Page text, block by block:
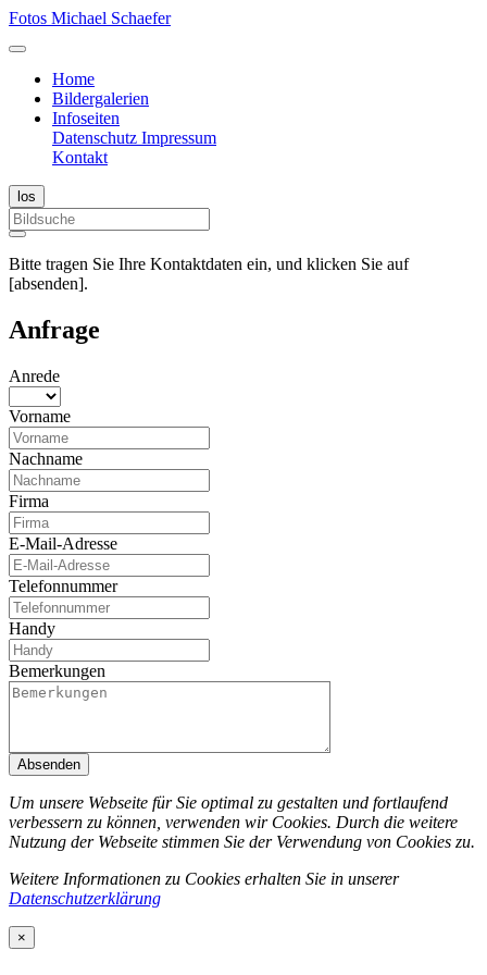
Fotos Michael Schaefer
Home
Bildergalerien
Infoseiten
Datenschutz Impressum
Kontakt
Bitte tragen Sie Ihre Kontaktdaten ein, und klicken Sie auf
[absenden].
Anfrage
Anrede
Vorname
Nachname
Firma
E-Mail-Adresse
Telefonnummer
Handy
Bemerkungen
Absenden
Um unsere Webseite für Sie optimal zu gestalten und fortlaufend
verbessern zu können, verwenden wir Cookies. Durch die weitere
Nutzung der Webseite stimmen Sie der Verwendung von Cookies zu.
Weitere Informationen zu Cookies erhalten Sie in unserer
Datenschutzerklärung
×